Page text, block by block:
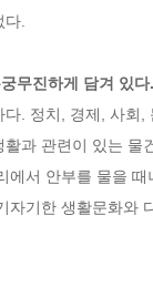
무진하게 담겨 있다.
. 정치, 경제, 사
과 관련이 있는
에서 안부를 물을
기한 생활문화와